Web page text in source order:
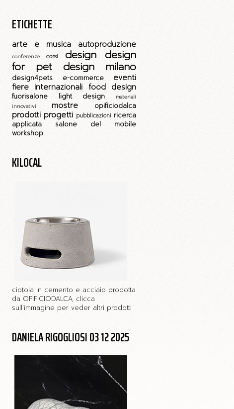
ETICHETTE
arte e musica autoproduzione
conferenze corsi design design
for pet design milano
design4pets e-commerce eventi
fiere internazionali food design
fuorisalone light design
materiali
innovativi
mostre opificiodalca
prodotti progetti pubblicazioni ricerca
applicata
salone del mobile
workshop
KILOCAL
ciotola in cemento e acciaio prodotta
da OPIFICIODALCA, clicca
sull'immagine per veder altri prodotti
DANIELA RIGOGLIOSI 03 12 2025